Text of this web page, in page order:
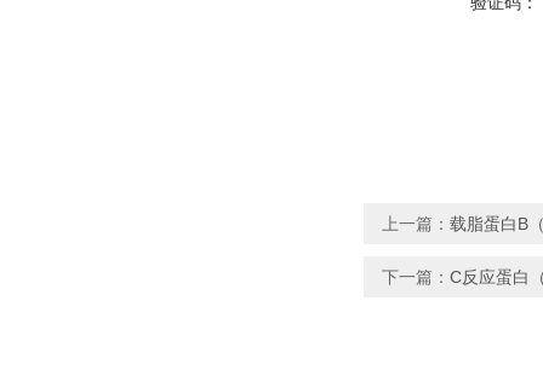
上一篇： 载脂蛋白B
下一篇： C反应蛋白